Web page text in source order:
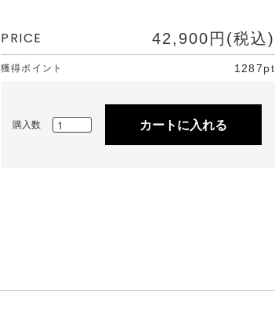
PRICE 42,900円(税込)
獲得ポイント 1287pt
購入数 カートに入れる